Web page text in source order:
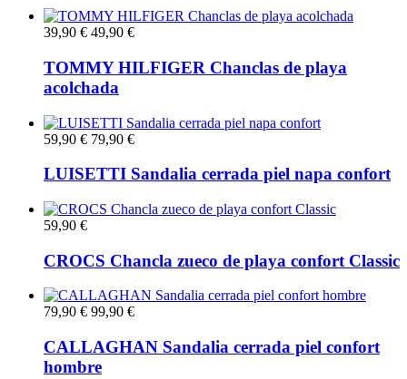
39,90 € 49,90 €
TOMMY HILFIGER Chanclas de playa
acolchada
59,90 € 79,90 €
LUISETTI Sandalia cerrada piel napa confort
59,90 €
CROCS Chancla zueco de playa confort Classic
79,90 € 99,90 €
CALLAGHAN Sandalia cerrada piel confort
hombre